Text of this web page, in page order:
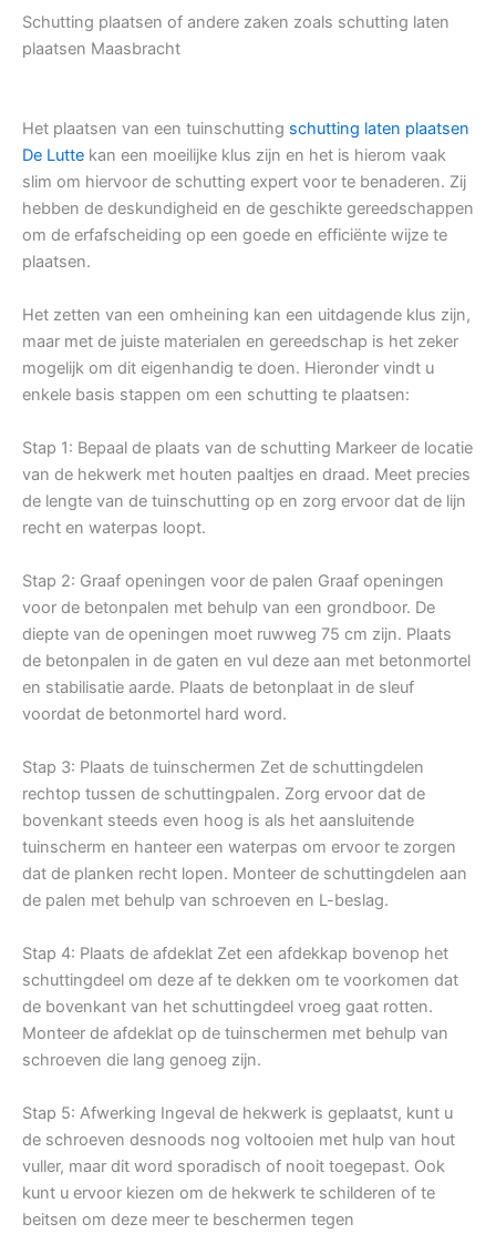
Schutting plaatsen of andere zaken zoals schutting laten
plaatsen Maasbracht
Het plaatsen van een tuinschutting schutting laten plaatsen
De Lutte kan een moeilijke klus zijn en het is hierom vaak
slim om hiervoor de schutting expert voor te benaderen. Zij
hebben de deskundigheid en de geschikte gereedschappen
om de erfafscheiding op een goede en efficiënte wijze te
plaatsen.
Het zetten van een omheining kan een uitdagende klus zijn,
maar met de juiste materialen en gereedschap is het zeker
mogelijk om dit eigenhandig te doen. Hieronder vindt u
enkele basis stappen om een schutting te plaatsen:
Stap 1: Bepaal de plaats van de schutting Markeer de locatie
van de hekwerk met houten paaltjes en draad. Meet precies
de lengte van de tuinschutting op en zorg ervoor dat de lijn
recht en waterpas loopt.
Stap 2: Graaf openingen voor de palen Graaf openingen
voor de betonpalen met behulp van een grondboor. De
diepte van de openingen moet ruwweg 75 cm zijn. Plaats
de betonpalen in de gaten en vul deze aan met betonmortel
en stabilisatie aarde. Plaats de betonplaat in de sleuf
voordat de betonmortel hard word.
Stap 3: Plaats de tuinschermen Zet de schuttingdelen
rechtop tussen de schuttingpalen. Zorg ervoor dat de
bovenkant steeds even hoog is als het aansluitende
tuinscherm en hanteer een waterpas om ervoor te zorgen
dat de planken recht lopen. Monteer de schuttingdelen aan
de palen met behulp van schroeven en L-beslag.
Stap 4: Plaats de afdeklat Zet een afdekkap bovenop het
schuttingdeel om deze af te dekken om te voorkomen dat
de bovenkant van het schuttingdeel vroeg gaat rotten.
Monteer de afdeklat op de tuinschermen met behulp van
schroeven die lang genoeg zijn.
Stap 5: Afwerking Ingeval de hekwerk is geplaatst, kunt u
de schroeven desnoods nog voltooien met hulp van hout
vuller, maar dit word sporadisch of nooit toegepast. Ook
kunt u ervoor kiezen om de hekwerk te schilderen of te
beitsen om deze meer te beschermen tegen